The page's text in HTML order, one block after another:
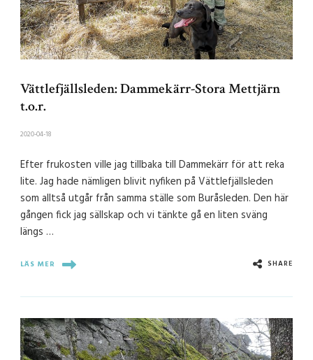
Vättlefjällsleden: Dammekärr-Stora Mettjärn
t.o.r.
2020-04-18
Efter frukosten ville jag tillbaka till Dammekärr för att reka
lite. Jag hade nämligen blivit nyfiken på Vättlefjällsleden
som alltså utgår från samma ställe som Buråsleden. Den här
gången fick jag sällskap och vi tänkte gå en liten sväng
längs …
LÄS MER SHARE